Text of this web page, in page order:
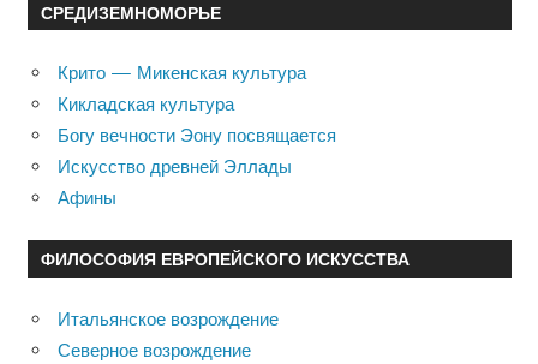
СРЕДИЗЕМНОМОРЬЕ
Крито — Микенская культура
Кикладская культура
Богу вечности Эону посвящается
Искусство древней Эллады
Афины
ФИЛОСОФИЯ ЕВРОПЕЙСКОГО ИСКУССТВА
Итальянское возрождение
Северное возрождение